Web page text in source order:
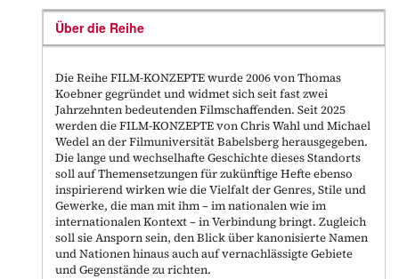
Über die Reihe
Die Reihe FILM-KONZEPTE wurde 2006 von Thomas
Koebner gegründet und widmet sich seit fast zwei
Jahrzehnten bedeutenden Filmschaffenden. Seit 2025
werden die FILM-KONZEPTE von Chris Wahl und Michael
Wedel an der Filmuniversität Babelsberg herausgegeben.
Die lange und wechselhafte Geschichte dieses Standorts
soll auf Themensetzungen für zukünftige Hefte ebenso
inspirierend wirken wie die Vielfalt der Genres, Stile und
Gewerke, die man mit ihm – im nationalen wie im
internationalen Kontext – in Verbindung bringt. Zugleich
soll sie Ansporn sein, den Blick über kanonisierte Namen
und Nationen hinaus auch auf vernachlässigte Gebiete
und Gegenstände zu richten.